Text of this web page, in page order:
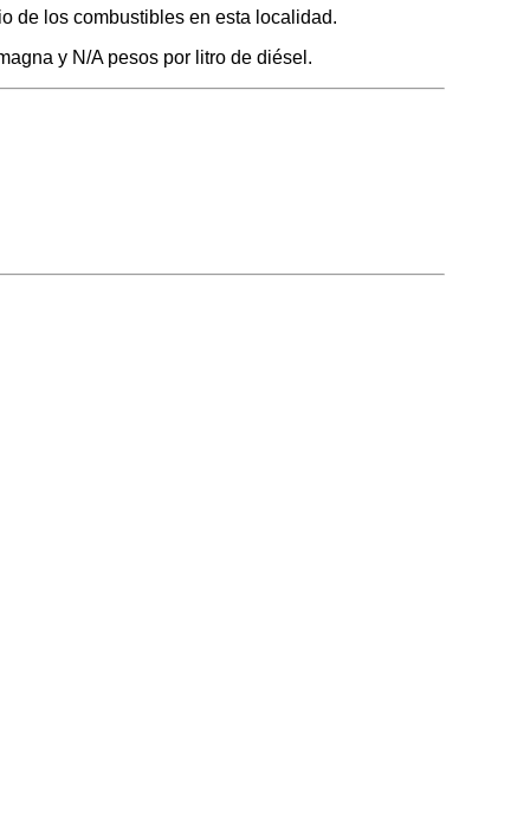
de los combustibles en esta localidad.
y N/A pesos por litro de diésel.